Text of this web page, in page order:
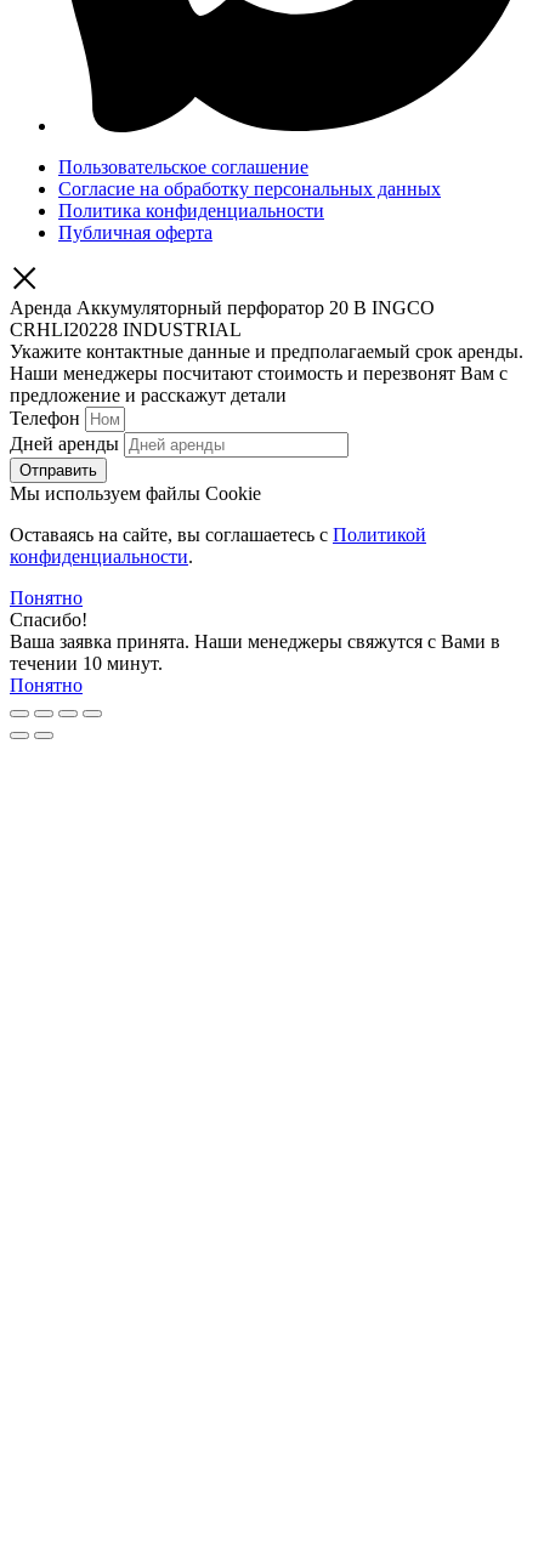
Пользовательское соглашение
Согласие на обработку персональных данных
Политика конфиденциальности
Публичная оферта
Аренда Аккумуляторный перфоратор 20 В INGCO
CRHLI20228 INDUSTRIAL
Укажите контактные данные и предполагаемый срок аренды.
Наши менеджеры посчитают стоимость и перезвонят Вам с
предложение и расскажут детали
Телефон
Дней аренды
Отправить
Мы используем файлы Cookie
Оставаясь на сайте, вы соглашаетесь c Политикой
конфиденциальности.
Понятно
Спасибо!
Ваша заявка принята. Наши менеджеры свяжутся с Вами в
течении 10 минут.
Понятно